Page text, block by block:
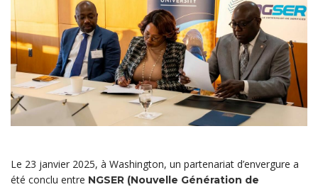
Le 23 janvier 2025, à Washington, un partenariat d’envergure a
été conclu entre NGSER (Nouvelle Génération de